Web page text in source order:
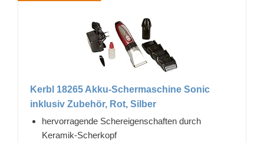
Kerbl 18265 Akku-Schermaschine Sonic
inklusiv Zubehör, Rot, Silber
hervorragende Schereigenschaften durch
Keramik-Scherkopf